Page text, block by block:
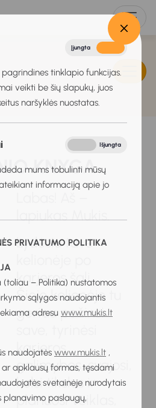
Įjungta
tinklapio funkcijas.
veikti be šių slapukų, juos
naršyklės nuostatas.
Išjungta
mums tobulinti mūsų
informaciją apie jo
PRIVATUMO POLITIKA
– Politika) nustatomos
sąlygos naudojantis
adresu www.mukis.lt
naudojatės www.mukis.lt ,
apklausų formas, tęsdami
svetainėje nurodytais
planavimo paslaugų,
KNYGA
lapiukas Mukis.
Lydėsiu tave
karjeros šalį.
Šioje kelionėje tu
geriau pažinsi
karjeros
galimybes, svajosi,
kelsi tikslus ir
planuosi veiklas,